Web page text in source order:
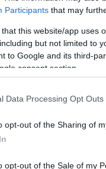
Participants that may
that this website/app uses
but not limited to
to Google and its third-
consent section.
Data Processing Opt Outs
opt-out of the Sharing of
opt-out of the Sale of my
Háromnapos
Rácalmáson
2017. szeptember 15.
alkalommal kerül
Tökfesztivál a
a gasztronómia.
2017.07.10